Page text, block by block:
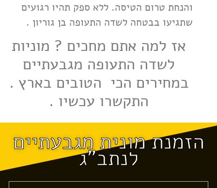
והנחת טרום הטיסה. ללא ספק תהיו רגועים
שתגיעו בבטחה לשדה התעופה בן גוריון .
אז למה אתם מחכים ? מוניות
לשדה התעופה מגבעתיים
במחירים הכי הטובים בארץ .
התקשרו עכשיו .
הזמנת מונית מגבעתיים
לנתב"ג